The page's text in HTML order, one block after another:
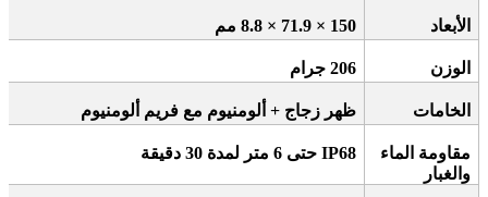
الأبعاد 150 × 71.9 × 8.8 مم
الوزن 206 جرام
الخامات ظهر زجاج + ألومنيوم مع فريم ألومنيوم
مقاومة الماء
والغبار
IP68 حتى 6 متر لمدة 30 دقيقة